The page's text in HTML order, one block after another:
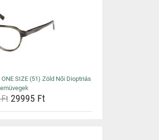
SIZE (51) Zöld Női Dioptriás
29995 Ft